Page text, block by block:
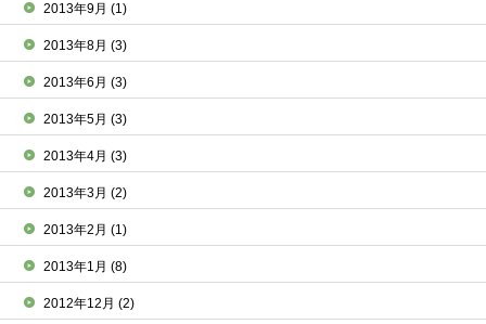
2013年9月(1)
2013年8月(3)
2013年6月(3)
2013年5月(3)
2013年4月(3)
2013年3月(2)
2013年2月(1)
2013年1月(8)
2012年12月(2)